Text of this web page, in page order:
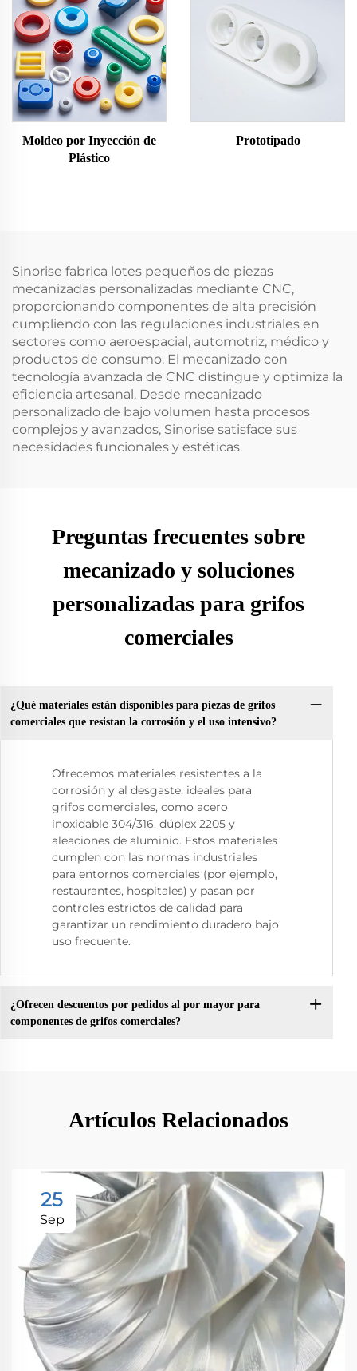
Moldeo por Inyección de
Plástico
Prototipado
Sinorise fabrica lotes pequeños de piezas
mecanizadas personalizadas mediante CNC,
proporcionando componentes de alta precisión
cumpliendo con las regulaciones industriales en
sectores como aeroespacial, automotriz, médico y
productos de consumo. El mecanizado con
tecnología avanzada de CNC distingue y optimiza la
eficiencia artesanal. Desde mecanizado
personalizado de bajo volumen hasta procesos
complejos y avanzados, Sinorise satisface sus
necesidades funcionales y estéticas.
Preguntas frecuentes sobre
mecanizado y soluciones
personalizadas para grifos
comerciales
¿Qué materiales están disponibles para piezas de grifos
comerciales que resistan la corrosión y el uso intensivo?
Ofrecemos materiales resistentes a la
corrosión y al desgaste, ideales para
grifos comerciales, como acero
inoxidable 304/316, dúplex 2205 y
aleaciones de aluminio. Estos materiales
cumplen con las normas industriales
para entornos comerciales (por ejemplo,
restaurantes, hospitales) y pasan por
controles estrictos de calidad para
garantizar un rendimiento duradero bajo
uso frecuente.
¿Ofrecen descuentos por pedidos al por mayor para
componentes de grifos comerciales?
Artículos Relacionados
25
Sep